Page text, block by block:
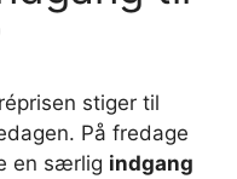
stiger til
På fredage
en særlig indgang